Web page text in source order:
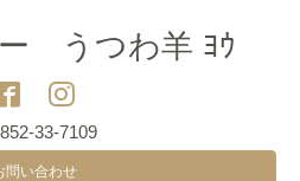
うつわ羊 ﾖｳ
33-7109
問い合わせ